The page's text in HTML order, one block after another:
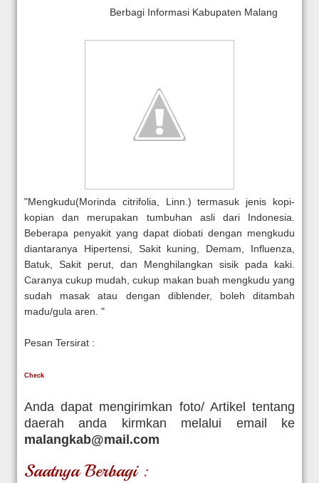
Berbagi Informasi Kabupaten Malang
"Mengkudu(Morinda citrifolia, Linn.) termasuk jenis kopi-
kopian dan merupakan tumbuhan asli dari Indonesia.
Beberapa penyakit yang dapat diobati dengan mengkudu
diantaranya Hipertensi, Sakit kuning, Demam, Influenza,
Batuk, Sakit perut, dan Menghilangkan sisik pada kaki.
Caranya cukup mudah, cukup makan buah mengkudu yang
sudah masak atau dengan diblender, boleh ditambah
madu/gula aren. "
Pesan Tersirat :
Check
Anda dapat mengirimkan foto/ Artikel tentang
daerah anda kirmkan melalui email ke
malangkab@mail.com
Saatnya Berbagi :